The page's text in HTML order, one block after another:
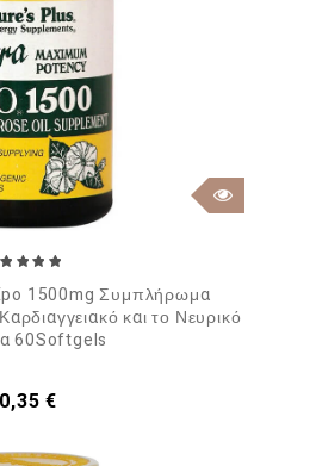
1500mg Συμπλήρωμα
και το Νευρικό
60Softgels
€